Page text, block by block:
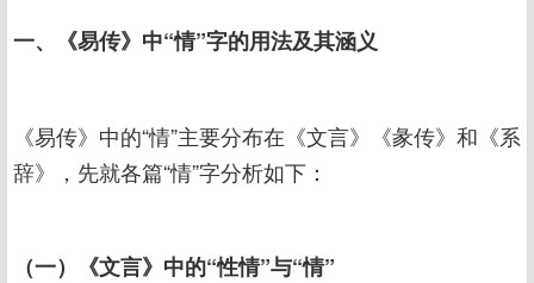
一、《易传》中“情”字的用法及其涵义
《易传》中的“情”主要分布在《文言》《彖传》和《系
辞》，先就各篇“情”字分析如下：
（一）《文言》中的“性情”与“情”